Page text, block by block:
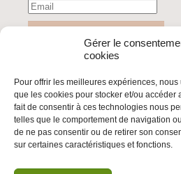
Gérer le
cookies
Pour offrir les meilleures expériences,
que les cookies pour stocker et/ou accéder
fait de consentir à ces technologies nous
telles que le comportement de navigation
de ne pas consentir ou de retirer son
sur certaines caractéristiques et fonctions.
© 2026 | BDS France | Boycott
citoyenne et non-violente à l'impunité